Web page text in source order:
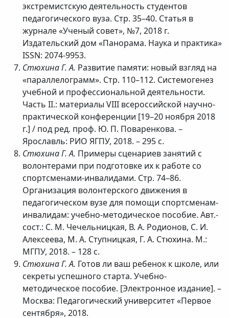
экстремистскую деятельность студентов
педагогического вуза. Стр. 35–40. Статья в
журнале «Ученый совет», №7, 2018 г.
Издательский дом «Панорама. Наука и практика»
ISSN: 2074-9953.
Стюхина Г. А. Развитие памяти: новый взгляд на
«параллелограмм». Стр. 110–112. Системогенез
учебной и профессиональной деятельности.
Часть II.: материалы VIII всероссийской научно-
практической конференции [19–20 ноября 2018
г.] / под ред. проф. Ю. П. Поваренкова. –
Ярославль: РИО ЯГПУ, 2018. – 295 с.
Стюхина Г. А. Примеры сценариев занятий с
волонтерами при подготовке их к работе со
спортсменами-инвалидами. Стр. 74–86.
Организация волонтерского движения в
педагогическом вузе для помощи спортсменам-
инвалидам: учебно-методическое пособие. Авт.-
сост.: С. М. Чечельницкая, В. А. Родионов, С. И.
Алексеева, М. А. Ступницкая, Г. А. Стюхина. М.:
МГПУ, 2018. – 128 с.
Стюхина Г. А. Готов ли ваш ребенок к школе, или
секреты успешного старта. Учебно-
методическое пособие. [Электронное издание]. –
Москва: Педагогический университет «Первое
сентября», 2018.